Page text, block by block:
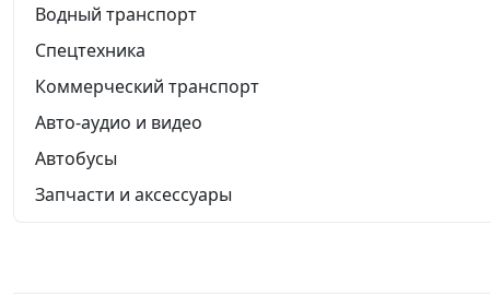
Водный транспорт
Спецтехника
Коммерческий транспорт
Авто-аудио и видео
Автобусы
Запчасти и аксессуары